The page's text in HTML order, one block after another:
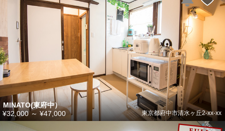
MINATO(東府中）
東京都府中市清水ヶ丘2-xx-xx
¥32,000～ ¥47,000